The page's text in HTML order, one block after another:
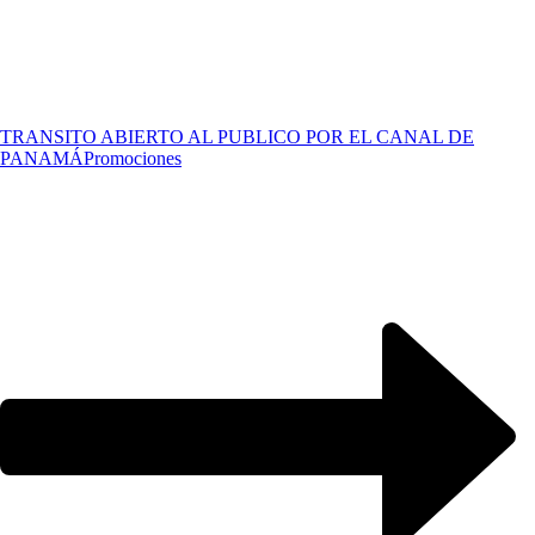
TRANSITO ABIERTO AL PUBLICO POR EL CANAL DE
PANAMÁPromociones